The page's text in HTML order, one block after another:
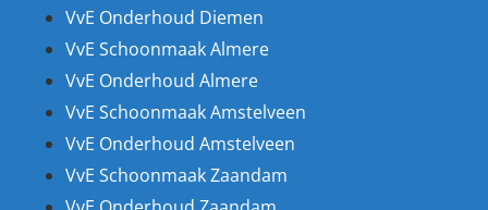
VvE Onderhoud Diemen
VvE Schoonmaak Almere
VvE Onderhoud Almere
VvE Schoonmaak Amstelveen
VvE Onderhoud Amstelveen
VvE Schoonmaak Zaandam